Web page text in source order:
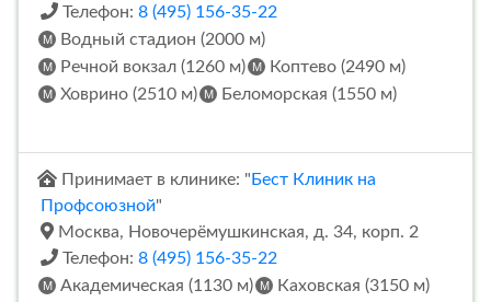
Телефон: 8 (495) 156-35-22
Водный стадион (2000 м)
Речной вокзал (1260 м)
Коптево (2490 м)
Ховрино (2510 м)
Беломорская (1550 м)
Принимает в клинике: "Бест Клиник на
Профсоюзной"
Москва, Новочерёмушкинская, д. 34, корп. 2
Телефон: 8 (495) 156-35-22
Академическая (1130 м)
Каховская (3150 м)